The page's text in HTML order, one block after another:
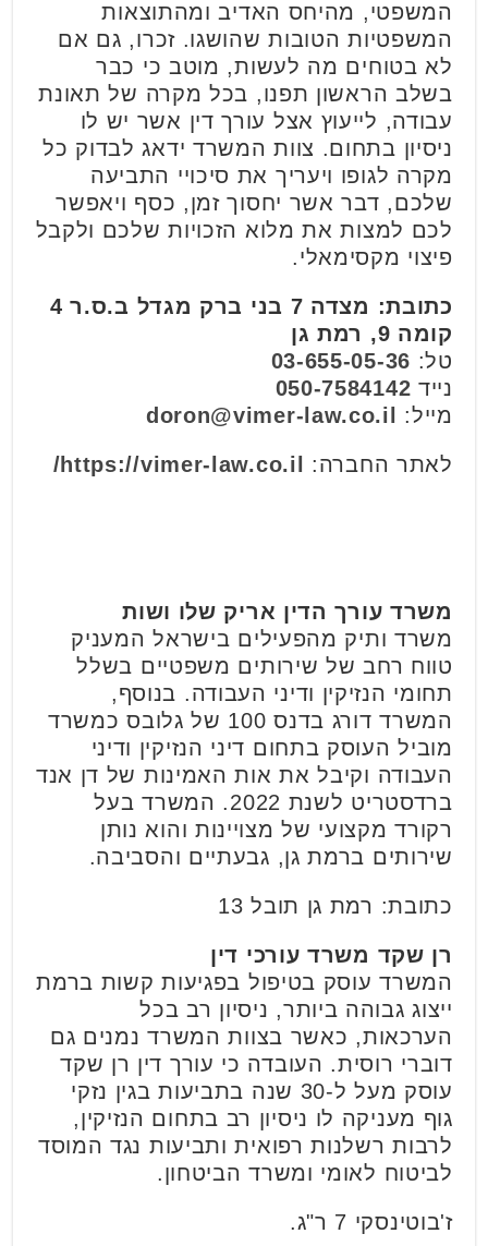
המשפטי, מהיחס האדיב ומהתוצאות
המשפטיות הטובות שהושגו. זכרו, גם אם
לא בטוחים מה לעשות, מוטב כי כבר
בשלב הראשון תפנו, בכל מקרה של תאונת
עבודה, לייעוץ אצל עורך דין אשר יש לו
ניסיון בתחום. צוות המשרד ידאג לבדוק כל
מקרה לגופו ויעריך את סיכויי התביעה
שלכם, דבר אשר יחסוך זמן, כסף ויאפשר
לכם למצות את מלוא הזכויות שלכם ולקבל
פיצוי מקסימאלי.
כתובת: מצדה 7 בני ברק מגדל ב.ס.ר 4
קומה 9, רמת גן
טל: 03-655-05-36
נייד
מייל:
doron@vimer-law.co.il
לאתר החברה: https://vimer-law.co.il/
משרד עורך הדין אריק שלו ושות
משרד ותיק מהפעילים בישראל המעניק
טווח רחב של שירותים משפטיים בשלל
תחומי הנזיקין ודיני העבודה. בנוסף,
המשרד דורג בדנס 100 של גלובס כמשרד
מוביל העוסק בתחום דיני הנזיקין ודיני
העבודה וקיבל את אות האמינות של דן אנד
ברדסטריט לשנת 2022. המשרד בעל
רקורד מקצועי של מצויינות והוא נותן
שירותים ברמת גן, גבעתיים והסביבה.
כתובת: רמת גן תובל 13
רן שקד משרד עורכי דין
המשרד עוסק בטיפול בפגיעות קשות ברמת
ייצוג גבוהה ביותר, ניסיון רב בכל
הערכאות, כאשר בצוות המשרד נמנים גם
דוברי רוסית. העובדה כי עורך דין רן שקד
עוסק מעל ל-30 שנה בתביעות בגין נזקי
גוף מעניקה לו ניסיון רב בתחום הנזיקין,
לרבות רשלנות רפואית ותביעות נגד המוסד
לביטוח לאומי ומשרד הביטחון.
ז'בוטינסקי 7 ר"ג.